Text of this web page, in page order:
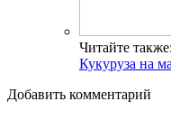
Читайте также:
Кукуруза на
Добавить комментарий